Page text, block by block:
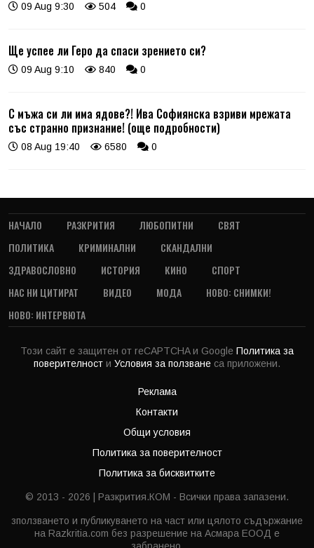
09 Aug 9:30 504 0
Ще успее ли Геро да спаси зрението си?
09 Aug 9:10 840 0
С мъжа си ли има ядове?! Ива Софиянска взриви мрежата
със странно признание! (още подробности)
08 Aug 19:40 6580 0
НАЧАЛО РАЗКРИТИЯ ЛЮБОПИТНИ
СВЯТ
ПОЛИТИКА
КРИМИНАЛНИ
СКАНДАЛНИ
ЗДРАВОСЛОВНО
ИСТОРИЯ КИНО
СПОРТ
НАС НИ ЦИТИРАТ
ВИДЕО МОДА
НОВО: СНИМКИ!
НОВО: ИНТЕРВЮТА
Този сайт е защитен от reCAPTCHA и Google Политика за
поверителност и Условия за ползване са приложени.
Реклама
Контакти
Общи условия
Политика за поверителност
Политика за бисквитките
© 2013 - 2026 | Разкрития.КОМ - Всички права запазени.
зползването и публикуването на част или цялото съдържание
на Razkritia.com без разрешение на Асмара ЕООД е